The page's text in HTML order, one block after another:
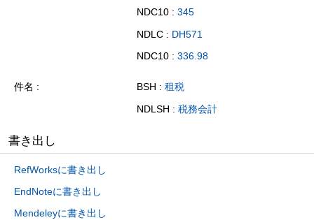
NDC10 : 345
NDLC : DH571
NDC10 : 336.98
件名 BSH : 租税
NDLSH : 税務会計
書き出し
RefWorksに書き出し
EndNoteに書き出し
Mendeleyに書き出し